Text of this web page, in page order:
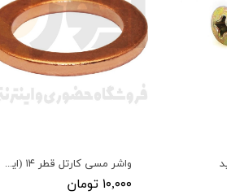
واشر مسی کارتل قطر ۱۴ (ایرانخودرویی)
۱۰,۰۰۰ تومان